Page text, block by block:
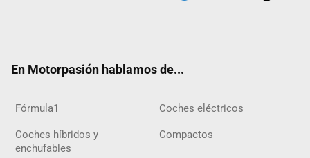
En Motorpasión hablamos de...
Fórmula1 Coches eléctricos
Coches híbridos y
enchufables
Compactos